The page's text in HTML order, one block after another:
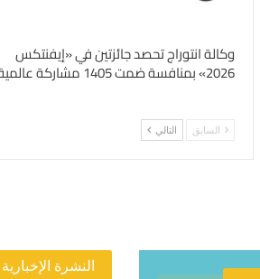
وكالة انتوراج تحصد جائزتين في «إيفنتكس
2026» بمنافسة ضمت 1405 مشاركة عالمية
السابق التالي
النشرة الإخبارية